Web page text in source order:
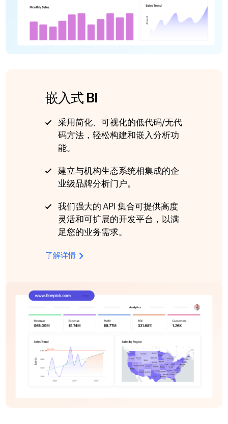
嵌入式 BI
采用简化、可视化的低代码/无代
码方法，轻松构建和嵌入分析功
能。
建立与机构生态系统相集成的企
业级品牌分析门户。
我们强大的 API 集合可提供高度
灵活和可扩展的开发平台，以满
足您的业务需求。
了解详情